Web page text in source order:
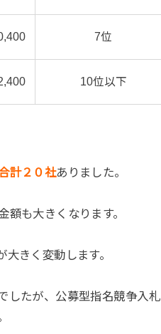
7位
10位以下
計２０社ありました。
も大きくなります。
きく変動します。
したが、公募型指名競争入札